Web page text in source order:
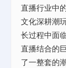
直播行业中
文化深耕潮
长过程中面
直播结合的
了一整套的